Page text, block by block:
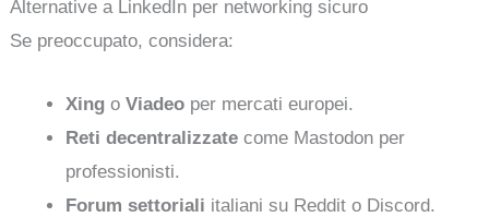
Alternative a LinkedIn per networking sicuro
Se preoccupato, considera:
Xing oViadeo per mercati europei.
Reti decentralizzate come Mastodon per
professionisti.
Forum settoriali italiani su Reddit o Discord.